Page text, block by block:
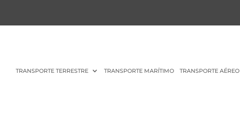
TRANSPORTE TERRESTRE TRANSPORTE MARÍTIMO TRANSPORTE AÉREO